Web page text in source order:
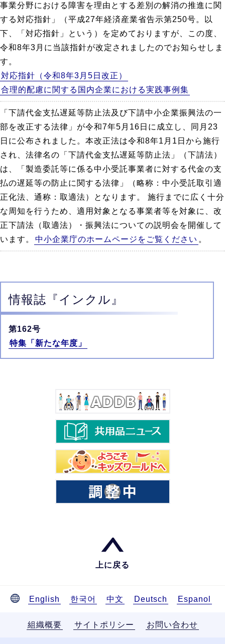
事業分野における障害を理由とする差別の解消の推進に関
する対応指針」（平成27年経済産業省告示第250号。以
下、「対応指針」という）を定めておりますが、この度、
令和8年3月に当該指針が改定されましたのでお知らせしま
す。
対応指針（令和8年3月5日改正）
合理的配慮に関する国内企業における実践事例集
「下請代金支払遅延等防止法及び下請中小企業振興法の一
部を改正する法律」が令和7年5月16日に成立し、同月23
日に公布されました。本改正法は令和8年1月1日から施行
され、法律名の「下請代金支払遅延等防止法」（下請法）
は、「製造委託等に係る中小受託事業者に対する代金の支
払の遅延等の防止に関する法律」（略称：中小受託取引適
正化法、通称：取適法）となります。 施行までに広く十分
な周知を行うため、適用対象となる事業者等を対象に、改
正下請法（取適法）・振興法についての説明会を開催して
います。
中小企業庁のホームページをご覧ください 。
情報誌 『インクル』
第162号
特集「新たな年度」
上に戻る
English 한국어 中文 Deutsch Espanol
組織概要 サイトポリシー お問い合わせ